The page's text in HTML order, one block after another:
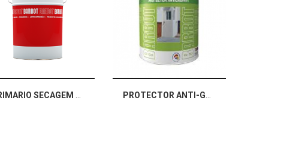
PRIMARIO SECAGEM RAPIDA CINZENTO PROTECTOR ANTI-GRAFFITI